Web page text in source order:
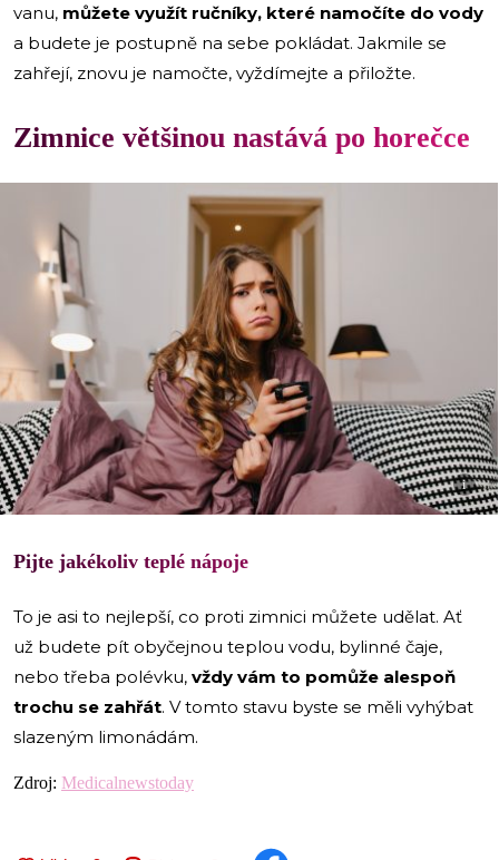
vanu, můžete využít ručníky, které namočíte do vody
a budete je postupně na sebe pokládat. Jakmile se
zahřejí, znovu je namočte, vyždímejte a přiložte.
Zimnice většinou nastává po horečce
i
Pijte jakékoliv teplé nápoje
To je asi to nejlepší, co proti zimnici můžete udělat. Ať
už budete pít obyčejnou teplou vodu, bylinné čaje,
nebo třeba polévku, vždy vám to pomůže alespoň
trochu se zahřát. V tomto stavu byste se měli vyhýbat
slazeným limonádám.
Zdroj: Medicalnewstoday